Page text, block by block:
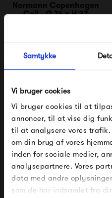
Samtykke
Vi bruger cookies
Vi bruger cookies til at
annoncer, til at vise dig
til at analysere vores
om din brug af vores
inden for sociale medier,
analysepartnere. Vores
data med andre
som de har indsamlet fra
Normann Copenhagen
Coil - Ø 76 x H 37
HAY Bonbon 310
4 449,00 kr
FÅ 10% PÅ DIN
Indtast din e-mail, så
mail. Minimumsbeløb er
rabatten.